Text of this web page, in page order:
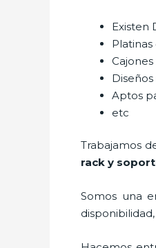
Existen
Aptos
etc
Trabajamos
rack y
Somos una